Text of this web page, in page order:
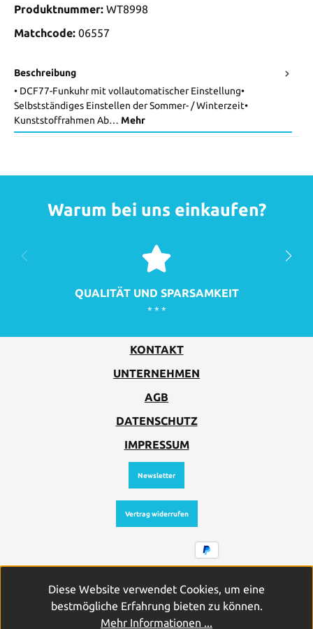
Produktnummer: WT8998
Matchcode: 06557
Beschreibung
• DCF77-Funkuhr mit vollautomatischer Einstellung•
Selbstständiges Einstellen der Sommer- / Winterzeit•
Kunststoffrahmen Ab… Mehr
Warum bei uns einkaufen?
QUALITÄT UND SPARSAMKEIT
* * *
KONTAKT
UNTERNEHMEN
AGB
DATENSCHUTZ
IMPRESSUM
Newsletter
Vertrag widerrufen
Alle Preise inkl. gesetzl. Mehrwertsteuer zzgl.
Versandkostenund ggf. Nachnahmegebühren, wenn nicht
anders angegeben.
Diese Website verwendet Cookies, um eine
bestmögliche Erfahrung bieten zu können.
Mehr Informationen ...